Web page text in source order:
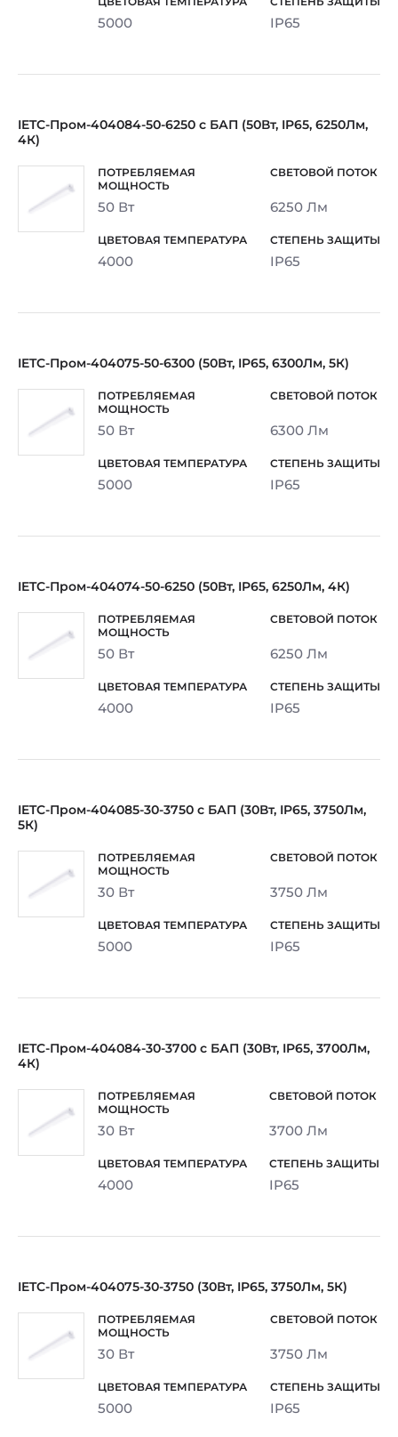
5000 IP65
IETC-Пром-404084-50-6250 с БАП (50Вт, IP65, 6250Лм,
4К)
50 Вт 6250 Лм
4000 IP65
IETC-Пром-404075-50-6300 (50Вт, IP65, 6300Лм, 5К)
50 Вт 6300 Лм
5000 IP65
IETC-Пром-404074-50-6250 (50Вт, IP65, 6250Лм, 4К)
50 Вт 6250 Лм
4000 IP65
IETC-Пром-404085-30-3750 с БАП (30Вт, IP65, 3750Лм,
5К)
30 Вт 3750 Лм
5000 IP65
IETC-Пром-404084-30-3700 с БАП (30Вт, IP65, 3700Лм,
4К)
30 Вт 3700 Лм
4000 IP65
IETC-Пром-404075-30-3750 (30Вт, IP65, 3750Лм, 5К)
30 Вт 3750 Лм
5000 IP65